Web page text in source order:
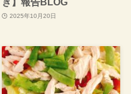
2025年10月20日